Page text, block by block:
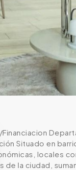
Situado en
locales
de la ciudad,